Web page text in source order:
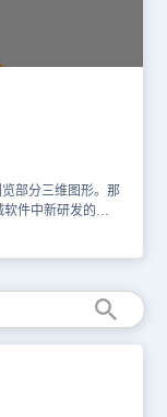
又提示“指定要填
“旋转阵列对象？
“指定旋转轴上的
阵列的中心点为
体减掉，喷孔就形
，在“正交UCS”选
“自X轴”文本框内
形如图7。 通过
喷头，关于CAD
操作步骤如下：
新原点或 [Z 向深
点，如图3所示的
需要绕Z轴旋转坐
键入Z回车，输
，标注方法和二维
架子的高度尺寸
键入UCS回车，
面定位到架子右侧
部分三维图形。那
件中新研发的三
度视图浏览模型。
命令，就
，如下图所示。
文件，支持四种